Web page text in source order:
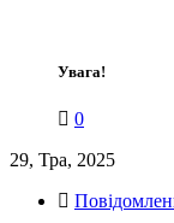
Увага!
0
29, Тра, 2025